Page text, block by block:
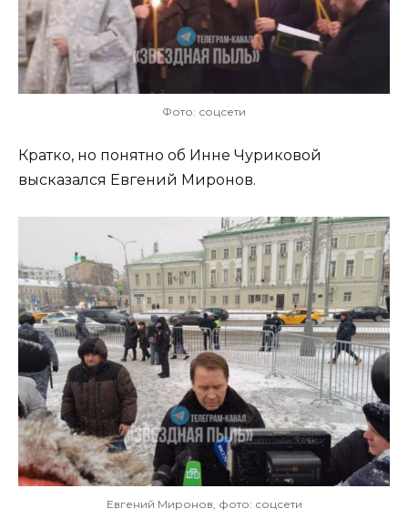
Фото: соцсети
Кратко, но понятно об Инне Чуриковой
высказался Евгений Миронов.
Евгений Миронов, фото: соцсети